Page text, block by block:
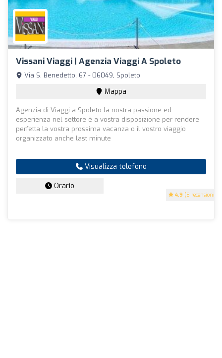
Vissani Viaggi | Agenzia Viaggi A Spoleto
4.9 (8 recensioni)
Via S. Benedetto, 67 - 06049, Spoleto
Mappa
Agenzia di Viaggi a Spoleto la nostra passione ed
esperienza nel settore è a vostra disposizione per rendere
perfetta la vostra prossima vacanza o il vostro viaggio
organizzato anche last minute
Visualizza telefono
Orario